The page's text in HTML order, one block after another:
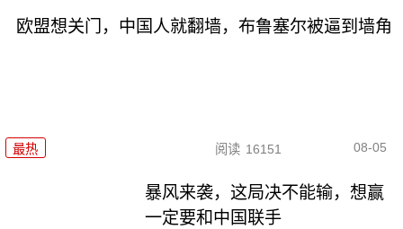
欧盟想关门，中国人就翻墙，布鲁塞尔被逼到墙角
最热 阅读 16151 08-05
暴风来袭，这局决不能输，想赢
一定要和中国联手